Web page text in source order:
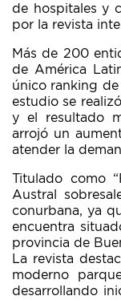
de hospitales y
por la revista
Más de 200
de América
único ranking de
estudio se
y el resultado
arrojó un
atender la
Titulado como
Austral
conurbana, ya
encuentra
provincia de
La revista
moderno
desarrollando